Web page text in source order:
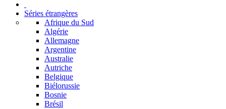
Séries étrangères
Afrique du Sud
Algérie
Allemagne
Argentine
Australie
Autriche
Belgique
Biélorussie
Bosnie
Brésil